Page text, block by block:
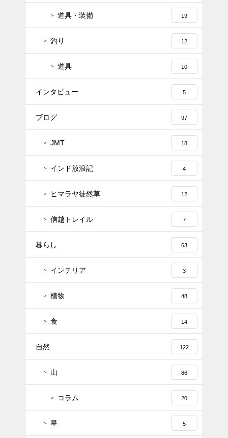
道具・装備 19
釣り 12
道具 10
インタビュー 5
ブログ 97
JMT 18
インド放浪記 4
ヒマラヤ徒然草 12
信越トレイル 7
暮らし 63
インテリア 3
植物 48
食 14
自然 122
山 86
コラム 20
星 5